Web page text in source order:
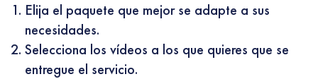
Elija el paquete que mejor se adapte a sus
necesidades.
Selecciona los vídeos a los que quieres que se
entregue el servicio.